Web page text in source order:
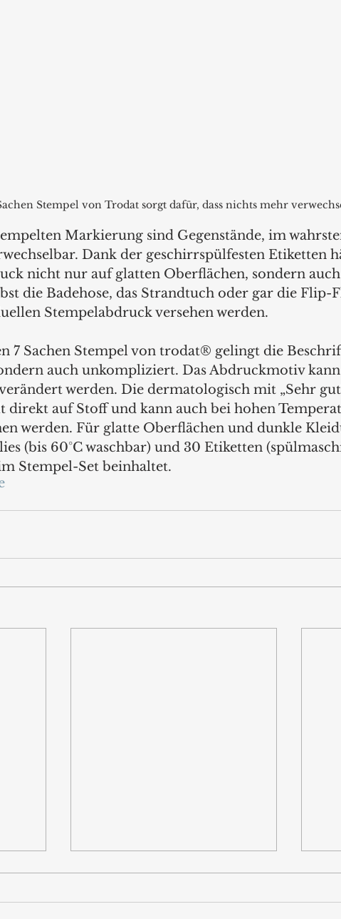
Stempel von Trodat sorgt dafür, dass nichts mehr
Markierung sind Gegenstände, im
Dank der geschirrspülfesten Etiketten
nicht nur auf glatten Oberflächen, sondern
die Badehose, das Strandtuch oder gar die Flip-
Stempelabdruck versehen werden.
7 Sachen Stempel von trodat® gelingt die
auch unkompliziert. Das Abdruckmotiv kann
werden. Die dermatologisch mit „Sehr
direkt auf Stoff und kann auch bei hohen
werden. Für glatte Oberflächen und dunkle
(bis 60°C waschbar) und 30 Etiketten
Stempel-Set beinhaltet.